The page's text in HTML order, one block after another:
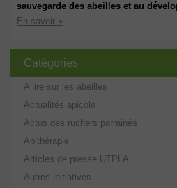
sauvegarde des abeilles et au
En savoir +
Catégories
A lire sur les abeilles
Actualités apicole
Actus des ruchers parrainés
Apithérapie
Articles de presse UTPLA
Autres initiatives